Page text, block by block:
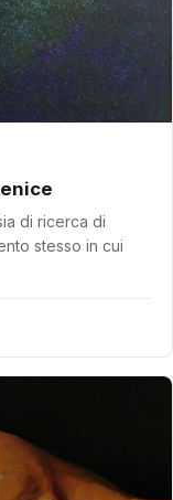
di ricerca di
stesso in cui